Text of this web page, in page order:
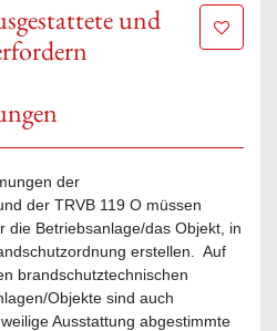
und
Zur
der
der TRVB 119 O müssen
die Betriebsanlage/das Objekt, in
erstellen. Auf
brandschutztechnischen
Objekte sind auch
Ausstattung abgestimmte